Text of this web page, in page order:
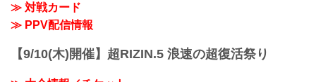
ム前」下車
アストラムライン：「県庁前」下車（西2
≫ 対戦カード
≫ PPV配信情報
【9/10(木)開催】超RIZIN.5 浪速の超復活祭り